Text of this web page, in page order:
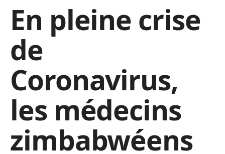
En pleine crise
de
Coronavirus,
les médecins
zimbabwéens